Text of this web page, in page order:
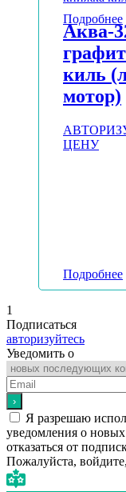
Подробнее
Аква-
киль
мотор)
ЦЕНУ
Подробнее
1
Подписаться
авторизуйтесь
Уведомить о
Я разрешаю
уведомления о
отказаться от
Пожалуйста,